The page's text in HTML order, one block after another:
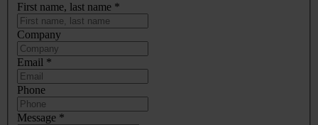
First name, last name *
Company
Email *
Phone
Message *